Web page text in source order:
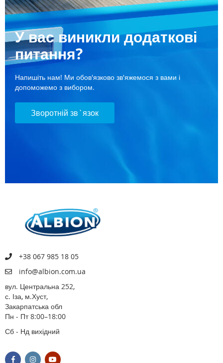
У вас виникли додаткові
питання?
Напишіть нам! Ми обов'язково зв'яжемося з вами і
допоможемо з вибором.
Зворотній зв`язок
+38 067 985 18 05
info@albion.com.ua
вул. Центральна 252,
с. Іза, м.Хуст,
Закарпатська обл
Пн - Пт 8:00–18:00
Сб - Нд вихідний